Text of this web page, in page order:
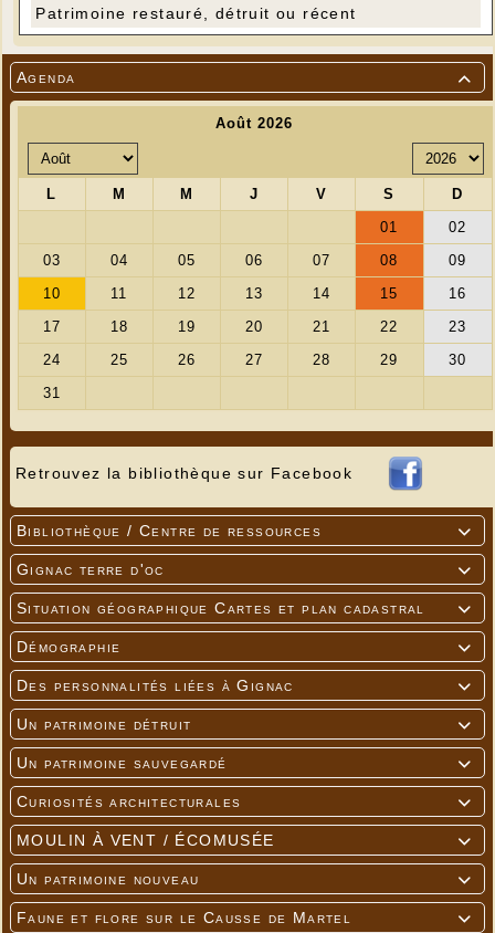

Agenda
Retrouvez la bibliothèque sur Facebook

Bibliothèque / Centre de ressources

Gignac terre d'oc

Situation géographique Cartes et plan cadastral

Démographie

Des personnalités liées à Gignac

Un patrimoine détruit

Un patrimoine sauvegardé

Curiosités architecturales

MOULIN À VENT / ÉCOMUSÉE

Un patrimoine nouveau

Faune et flore sur le Causse de Martel
Patrimoine restauré, détruit ou récent